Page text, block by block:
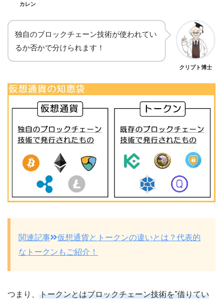
カレン
独自のブロックチェーン技術が使われてい
るか否かで分けられます！
クリプト博士
関連記事
仮想通貨とトークンの違いとは？代表的
なトークンもご紹介！
つまり、 トークンとはブロックチェーン技術を”借りてい